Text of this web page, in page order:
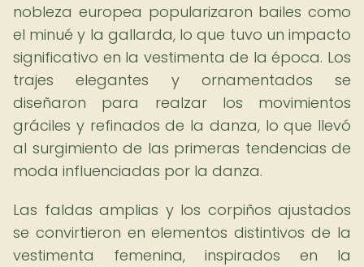
nobleza europea popularizaron bailes como
el minué y la gallarda, lo que tuvo un impacto
significativo en la vestimenta de la época. Los
trajes elegantes y ornamentados se
diseñaron para realzar los movimientos
gráciles y refinados de la danza, lo que llevó
al surgimiento de las primeras tendencias de
moda influenciadas por la danza.
Las faldas amplias y los corpiños ajustados
se convirtieron en elementos distintivos de la
vestimenta femenina, inspirados en la